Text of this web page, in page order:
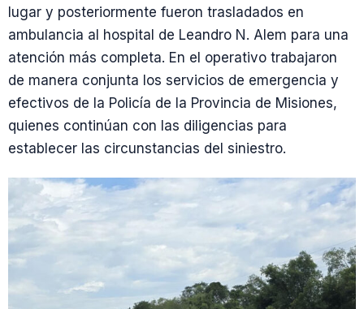
lugar y posteriormente fueron trasladados en
ambulancia al hospital de Leandro N. Alem para una
atención más completa. En el operativo trabajaron
de manera conjunta los servicios de emergencia y
efectivos de la Policía de la Provincia de Misiones,
quienes continúan con las diligencias para
establecer las circunstancias del siniestro.